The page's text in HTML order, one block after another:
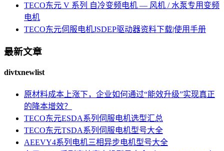
TECO东元 V 系列 自冷变频电机 — 风机 / 水泵专用变频
电机
TECO东元伺服电机JSDEP驱动器资料下载|使用手册
最新文章
divtxnewlist
原材料成本上涨下，企业如何通过“能效升级”实现真正
的降本增效？
TECO东元ESDA系列伺服电机选型汇总
TECO东元TSDA系列伺服电机型号大全
AEEVY4系列电机三相异步电机型号大全